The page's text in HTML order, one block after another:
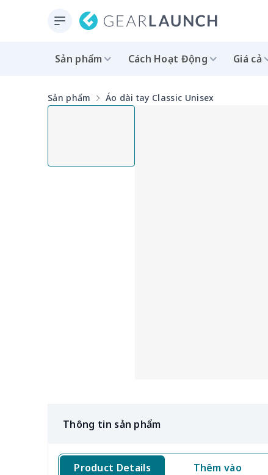
Sản phẩm Cách Hoạt Động Giá cả
Sản phẩm Áo dài tay Classic Unisex
Thông tin sản phẩm
Product Details Thêm vào